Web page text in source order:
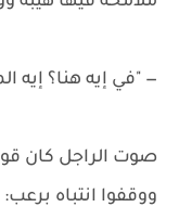
— "في إيه هنا؟ إيه
صوت الراجل كان
ووقفوا انتباه برعب: